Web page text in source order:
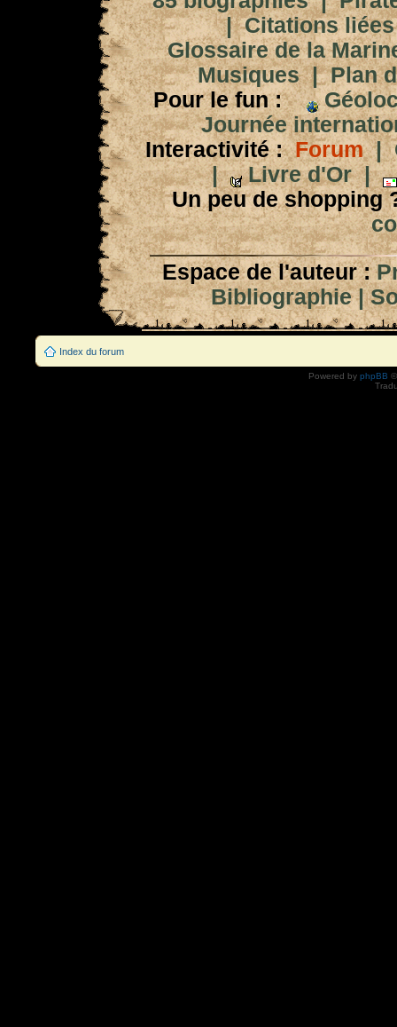
|Citations
Glossaire de la
Musiques|Plan
Pour le fun :
Journée
Interactivité : Forum|
|
Livre d'Or|
Un peu de shopping
Espace de l'auteur :
Bibliographie|
Index du forum
Powered by phpBB